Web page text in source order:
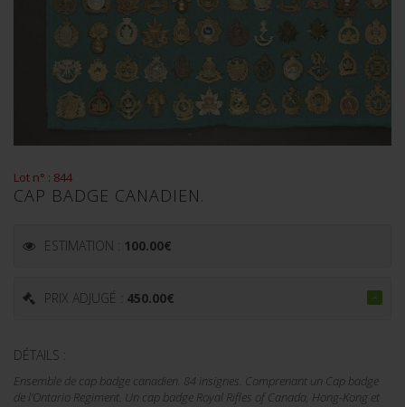
Lot n° : 844
CAP BADGE CANADIEN.
ESTIMATION : 100.00€
PRIX ADJUGÉ : 450.00€
DÉTAILS :
Ensemble de cap badge canadien. 84 insignes. Comprenant un Cap badge
de l'Ontario Regiment. Un cap badge Royal Rifles of Canada, Hong-Kong et